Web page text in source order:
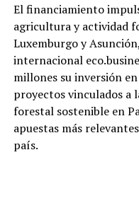
El financiamiento
agricultura y actividad
Luxemburgo y
internacional
millones su inversión
proyectos vinculados a
forestal sostenible en
apuestas más
país.